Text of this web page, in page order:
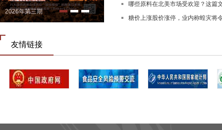
2026年第三期
哪些原料在北美市场受欢迎？这篇
糖价上涨股价涨停，业内称蝗灾将
友情链接